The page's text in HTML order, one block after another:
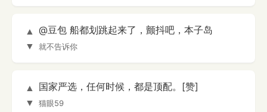
▲
▼
@豆包 船都划跳起来了，颤抖吧，本子岛
就不告诉你
▲
▼
国家严选，任何时候，都是顶配。[赞]
猫眼59